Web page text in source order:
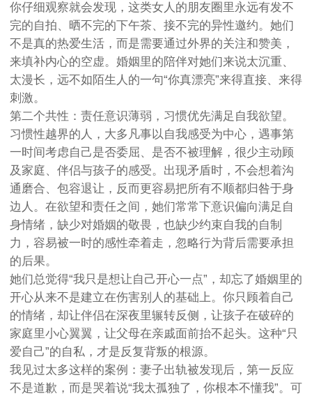
你仔细观察就会发现，这类女人的朋友圈里永远有发不
完的自拍、晒不完的下午茶、接不完的异性邀约。她们
不是真的热爱生活，而是需要通过外界的关注和赞美，
来填补内心的空虚。婚姻里的陪伴对她们来说太沉重、
太漫长，远不如陌生人的一句“你真漂亮”来得直接、来得
刺激。
第二个共性：责任意识薄弱，习惯优先满足自我欲望。
习惯性越界的人，大多凡事以自我感受为中心，遇事第
一时间考虑自己是否委屈、是否不被理解，很少主动顾
及家庭、伴侣与孩子的感受。出现矛盾时，不会想着沟
通磨合、包容退让，反而更容易把所有不顺都归咎于身
边人。在欲望和责任之间，她们常常下意识偏向满足自
身情绪，缺少对婚姻的敬畏，也缺少约束自我的自制
力，容易被一时的感性牵着走，忽略行为背后需要承担
的后果。
她们总觉得“我只是想让自己开心一点”，却忘了婚姻里的
开心从来不是建立在伤害别人的基础上。你只顾着自己
的情绪，却让伴侣在深夜里辗转反侧，让孩子在破碎的
家庭里小心翼翼，让父母在亲戚面前抬不起头。这种“只
爱自己”的自私，才是反复背叛的根源。
我见过太多这样的案例：妻子出轨被发现后，第一反应
不是道歉，而是哭着说“我太孤独了，你根本不懂我”。可